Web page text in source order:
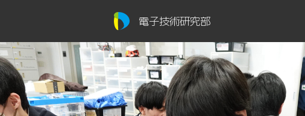
電子技術研究部